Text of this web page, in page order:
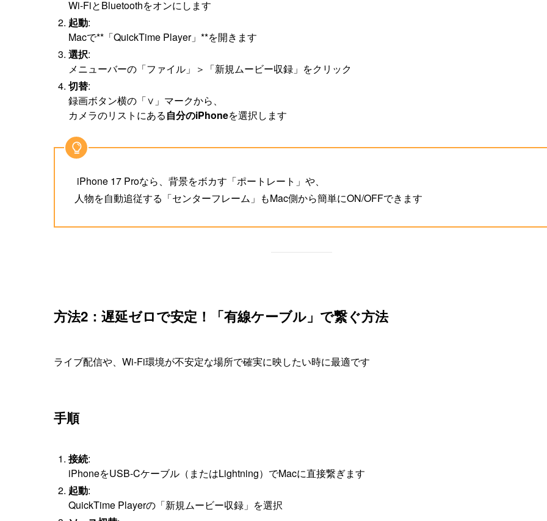
Wi-FiとBluetoothをオンにします
起動:
Macで**「QuickTime Player」**を開きます
選択:
メニューバーの「ファイル」＞「新規ムービー収録」をクリック
切替:
録画ボタン横の「∨」マークから、
カメラのリストにある自分のiPhoneを選択します
iPhone 17 Proなら、背景をボカす「ポートレート」や、
人物を自動追従する「センターフレーム」もMac側から簡単にON/OFFできます
方法2：遅延ゼロで安定！「有線ケーブル」で繋ぐ方法
ライブ配信や、Wi-Fi環境が不安定な場所で確実に映したい時に最適です
手順
接続:
iPhoneをUSB-Cケーブル（またはLightning）でMacに直接繋ぎます
起動:
QuickTime Playerの「新規ムービー収録」を選択